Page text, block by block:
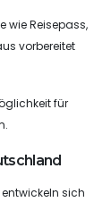
wie Reisepass,
vorbereitet
für
sich